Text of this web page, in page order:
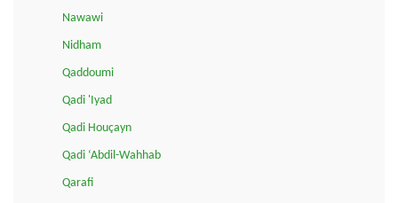
Nawawi
Nidham
Qaddoumi
Qadi 'Iyad
Qadi Houçayn
Qadi ‘Abdil-Wahhab
Qarafi